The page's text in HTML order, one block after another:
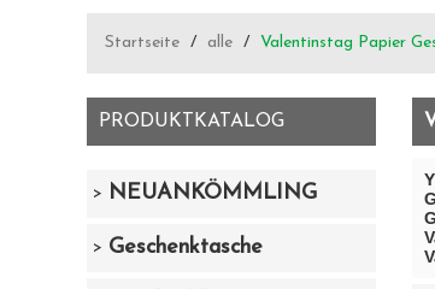
Startseite / alle / Valentinstag Papier
PRODUKTKATALOG
NEUANKÖMMLING
Geschenktasche